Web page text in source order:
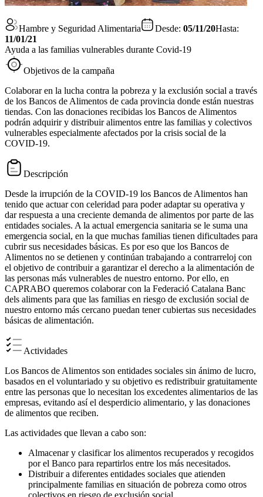
Hambre y Seguridad Alimentaria Desde: 05/11/20Hasta:
11/01/21
Ayuda a las familias vulnerables durante Covid-19
Objetivos de la campaña
Colaborar en la lucha contra la pobreza y la exclusión social a través
de los Bancos de Alimentos de cada provincia donde están nuestras
tiendas. Con las donaciones recibidas los Bancos de Alimentos
podrán adquirir y distribuir alimentos entre las familias y colectivos
vulnerables especialmente afectados por la crisis social de la
COVID-19.
Descripción
Desde la irrupción de la COVID-19 los Bancos de Alimentos han
tenido que actuar con celeridad para poder adaptar su operativa y
dar respuesta a una creciente demanda de alimentos por parte de las
entidades sociales. A la actual emergencia sanitaria se le suma una
emergencia social, en la que muchas familias tienen dificultades para
cubrir sus necesidades básicas. Es por eso que los Bancos de
Alimentos no se detienen y continúan trabajando a contrarreloj con
el objetivo de contribuir a garantizar el derecho a la alimentación de
las personas más vulnerables de nuestro entorno. Por ello, en
CAPRABO queremos colaborar con la Federació Catalana Banc
dels aliments para que las familias en riesgo de exclusión social de
nuestro entorno más cercano puedan tener cubiertas sus necesidades
básicas de alimentación.
Actividades
Los Bancos de Alimentos son entidades sociales sin ánimo de lucro,
basados ​​en el voluntariado y su objetivo es redistribuir gratuitamente
entre las personas que lo necesitan los excedentes alimentarios de las
empresas, evitando así el desperdicio alimentario, y las donaciones
de alimentos que reciben.
Las actividades que llevan a cabo son:
Almacenar y clasificar los alimentos recuperados y recogidos
por el Banco para repartirlos entre los más necesitados.
Distribuir a diferentes entidades sociales que atienden
principalmente familias en situación de pobreza como otros